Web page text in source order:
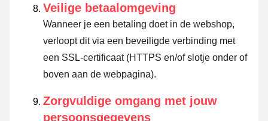
Veilige betaalomgeving
Wanneer je een betaling doet in de webshop,
verloopt dit via een beveiligde verbinding met
een SSL-certificaat (HTTPS en/of slotje onder of
boven aan de webpagina).
Zorgvuldige omgang met jouw
persoonsgegevens